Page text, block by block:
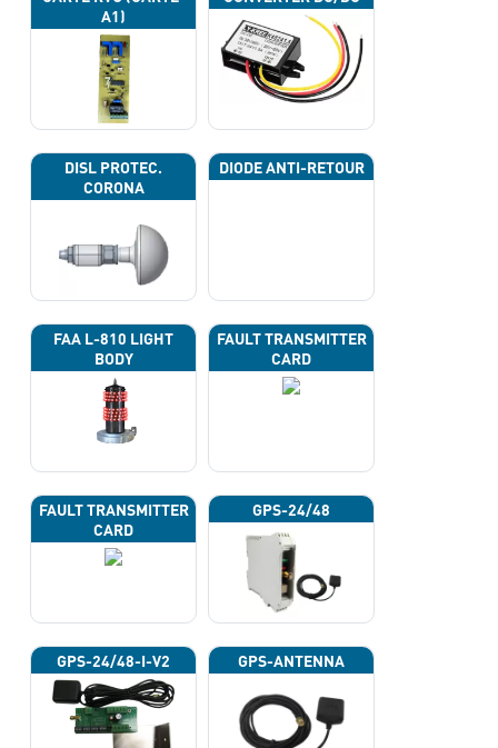
A1)
DISL PROTEC.
CORONA
DIODE ANTI-RETOUR
FAA L-810 LIGHT
BODY
FAULT TRANSMITTER
CARD
FAULT TRANSMITTER
CARD
GPS-24/48
GPS-24/48-I-V2 GPS-ANTENNA